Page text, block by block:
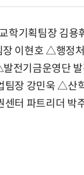
기획팀장 김
이현호 △행정
전기금운영단
팀장 강민욱 △산
터 파트리더 박